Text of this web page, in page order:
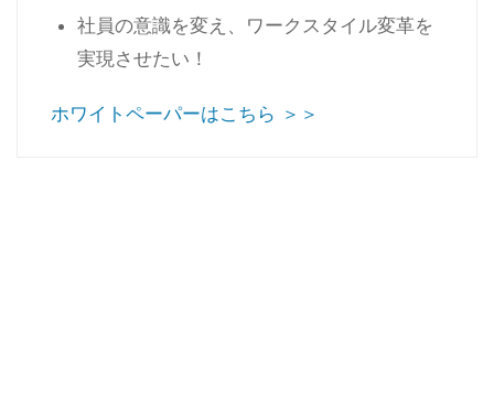
社員の意識を変え、ワークスタイル変革を
実現させたい！
ホワイトペーパーはこちら ＞＞